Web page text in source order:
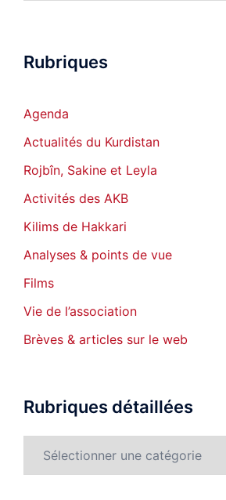
Rubriques
Agenda
Actualités du Kurdistan
Rojbîn, Sakine et Leyla
Activités des AKB
Kilims de Hakkari
Analyses & points de vue
Films
Vie de l’association
Brèves & articles sur le web
Rubriques détaillées
détaillées